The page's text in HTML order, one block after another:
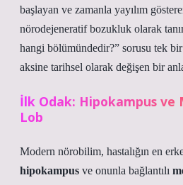
başlayan ve zamanla yayılım
nörodejeneratif bozukluk olarak
hangi bölümündedir?” sorusu tek
aksine tarihsel olarak değişen bir
İlk Odak: Hipokampus ve
Lob
Modern nörobilim, hastalığın en
hipokampus ve onunla bağlantılı